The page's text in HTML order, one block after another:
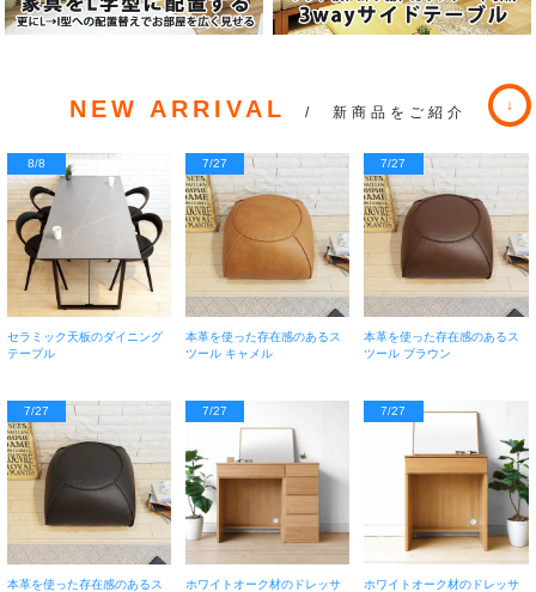
NEW ARRIVAL / 新商品をご紹介
8/8
セラミック天板のダイニング
テーブル
7/27
本革を使った存在感のあるス
ツール キャメル
7/27
本革を使った存在感のあるス
ツール ブラウン
7/27
本革を使った存在感のあるス
7/27
ホワイトオーク材のドレッサ
7/27
ホワイトオーク材のドレッサ